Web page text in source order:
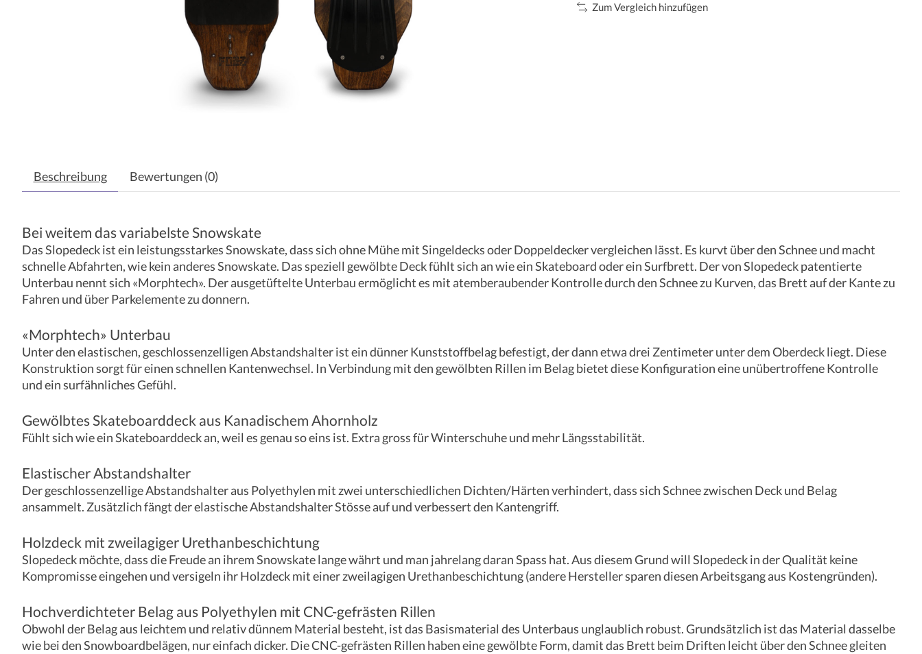
Zum Vergleich hinzufügen
Beschreibung Bewertungen (0)
Bei weitem das variabelste Snowskate
Das Slopedeck ist ein leistungsstarkes Snowskate, dass sich ohne Mühe mit Singeldecks oder Doppeldecker vergleichen lässt. Es kurvt über den Schnee und macht
schnelle Abfahrten, wie kein anderes Snowskate. Das speziell gewölbte Deck fühlt sich an wie ein Skateboard oder ein Surfbrett. Der von Slopedeck patentierte
Unterbau nennt sich «Morphtech». Der ausgetüftelte Unterbau ermöglicht es mit atemberaubender Kontrolle durch den Schnee zu Kurven, das Brett auf der Kante zu
Fahren und über Parkelemente zu donnern.
«Morphtech» Unterbau
Unter den elastischen, geschlossenzelligen Abstandshalter ist ein dünner Kunststoffbelag befestigt, der dann etwa drei Zentimeter unter dem Oberdeck liegt. Diese
Konstruktion sorgt für einen schnellen Kantenwechsel. In Verbindung mit den gewölbten Rillen im Belag bietet diese Konfiguration eine unübertroffene Kontrolle
und ein surfähnliches Gefühl.
Gewölbtes Skateboarddeck aus Kanadischem Ahornholz
Fühlt sich wie ein Skateboarddeck an, weil es genau so eins ist. Extra gross für Winterschuhe und mehr Längsstabilität.
Elastischer Abstandshalter
Der geschlossenzellige Abstandshalter aus Polyethylen mit zwei unterschiedlichen Dichten/Härten verhindert, dass sich Schnee zwischen Deck und Belag
ansammelt. Zusätzlich fängt der elastische Abstandshalter Stösse auf und verbessert den Kantengriff.
Holzdeck mit zweilagiger Urethanbeschichtung
Slopedeck möchte, dass die Freude an ihrem Snowskate lange währt und man jahrelang daran Spass hat. Aus diesem Grund will Slopedeck in der Qualität keine
Kompromisse eingehen und versigeln ihr Holzdeck mit einer zweilagigen Urethanbeschichtung (andere Hersteller sparen diesen Arbeitsgang aus Kostengründen).
Hochverdichteter Belag aus Polyethylen mit CNC-gefrästen Rillen
Obwohl der Belag aus leichtem und relativ dünnem Material besteht, ist das Basismaterial des Unterbaus unglaublich robust. Grundsätzlich ist das Material dasselbe
wie bei den Snowboardbelägen, nur einfach dicker. Die CNC-gefrästen Rillen haben eine gewölbte Form, damit das Brett beim Driften leicht über den Schnee gleiten